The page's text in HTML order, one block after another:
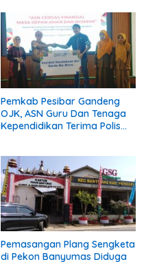
Pemkab Pesibar Gandeng
OJK, ASN Guru Dan Tenaga
Kependidikan Terima Polis
Pemasangan Plang Sengketa
di Pekon Banyumas Diduga